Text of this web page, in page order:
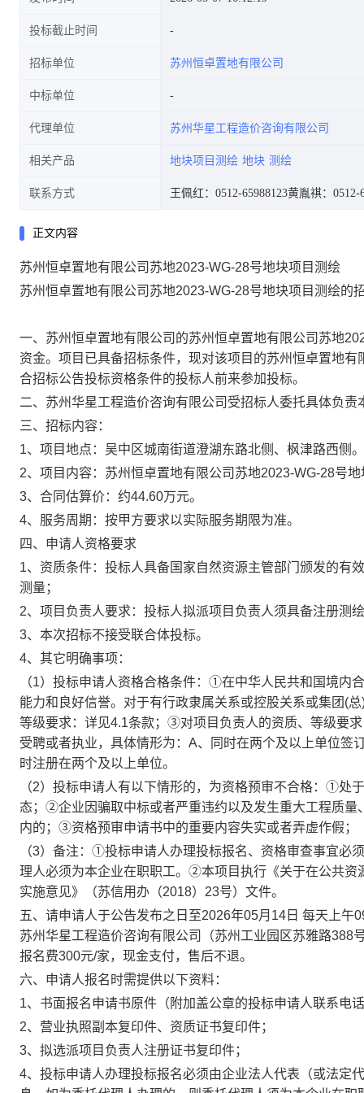
投标截止时间
招标单位 苏州恒卓置地有限公司
中标单位
代理单位 苏州华星工程造价咨询有限公司
相关产品 地块项目测绘 地块 测绘
联系方式 王佩红：0512-65988123黄胤祺：0512-
正文内容
苏州恒卓置地有限公司苏地2023-WG-28号地块项目测绘
苏州恒卓置地有限公司苏地2023-WG-28号地块项目测绘的
一、 苏州恒卓置地有限公司 的苏州恒卓置地有限公司苏地
资金。项目已具备招标条件，现对该项目的苏州恒卓置地有
合招标公告投标资格条件的投标人前来参加投标。
二、 苏州华星工程造价咨询有限公司 受招标人委托具体负责
三、招标内容：
1、 项目地点：吴中区城南街道澄湖东路北侧、枫津路西侧。
2、 项目内容： 苏州恒卓置地有限公司苏地2023-WG-28号
3、 合同估算价：约44.60万元。
4、 服务周期： 按甲方要求以实际服务期限为准。
四、申请人资格要求
1、 资质条件：投标人具备国家自然资源主管部门颁发的有
测量；
2、 项目负责人要求：投标人拟派项目负责人须具备注册测
3、 本次招标不接受联合体投标。
4、 其它明确事项：
（1）投标申请人资格合格条件：①在中华人民共和国境内
能力和良好信誉。对于有行政隶属关系或控股关系或集团(
等级要求： 详见4.1条款； ③对项目负责人的资质、等级要
受聘或者执业，具体情形为： A、同时在两个及以上单位签
时注册在两个及以上单位。
（2）投标申请人有以下情形的，为资格预审不合格：①处
态；②企业因骗取中标或者严重违约以及发生重大工程质
内的；③资格预审申请书中的重要内容失实或者弄虚作假；
（3）备注：①投标申请人办理投标报名、资格审查事宜必
理人必须为本企业在职职工。②本项目执行《关于在公共
实施意见》（苏信用办（2018）23号）文件。
五、请申请人于公告发布之日 至2026年05月 14 日 每天上午
苏州华星工程造价咨询有限公司（苏州工业园区苏雅路388
报名费300元/家，现金支付，售后不退。
六、 申请人报名时需提供以下资料：
1、 书面报名申请书原件（ 附加盖公章的投标申请人联系电
2、 营业执照副本复印件、 资质证书复印件；
3、 拟选派项目负责人注册证书复印件；
4、 投标申请人办理投标报名必须由企业法人代表（或法定